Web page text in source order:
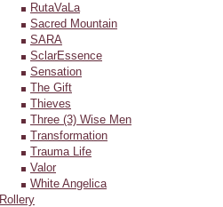
RutaVaLa
Sacred Mountain
SARA
SclarEssence
Sensation
The Gift
Thieves
Three (3) Wise Men
Transformation
Trauma Life
Valor
White Angelica
Rollery